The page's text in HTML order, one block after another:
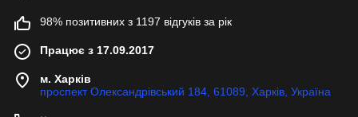
98% позитивних з 1197 відгуків за рік
Працює з 17.09.2017
м. Харків
проспект Олександрівський 184, 61089, Харків, Україна